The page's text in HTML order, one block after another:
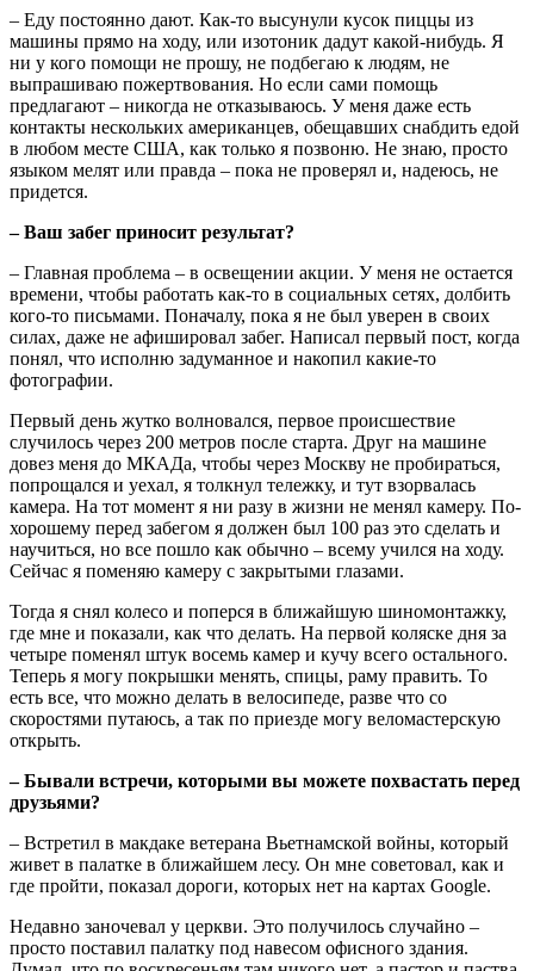
– Еду постоянно дают. Как-то высунули кусок пиццы из
машины прямо на ходу, или изотоник дадут какой-нибудь. Я
ни у кого помощи не прошу, не подбегаю к людям, не
выпрашиваю пожертвования. Но если сами помощь
предлагают – никогда не отказываюсь. У меня даже есть
контакты нескольких американцев, обещавших снабдить едой
в любом месте США, как только я позвоню. Не знаю, просто
языком мелят или правда – пока не проверял и, надеюсь, не
придется.
– Ваш забег приносит результат?
– Главная проблема – в освещении акции. У меня не остается
времени, чтобы работать как-то в социальных сетях, долбить
кого-то письмами. Поначалу, пока я не был уверен в своих
силах, даже не афишировал забег. Написал первый пост, когда
понял, что исполню задуманное и накопил какие-то
фотографии.
Первый день жутко волновался, первое происшествие
случилось через 200 метров после старта. Друг на машине
довез меня до МКАДа, чтобы через Москву не пробираться,
попрощался и уехал, я толкнул тележку, и тут взорвалась
камера. На тот момент я ни разу в жизни не менял камеру. По-
хорошему перед забегом я должен был 100 раз это сделать и
научиться, но все пошло как обычно – всему учился на ходу.
Сейчас я поменяю камеру с закрытыми глазами.
Тогда я снял колесо и поперся в ближайшую шиномонтажку,
где мне и показали, как что делать. На первой коляске дня за
четыре поменял штук восемь камер и кучу всего остального.
Теперь я могу покрышки менять, спицы, раму править. То
есть все, что можно делать в велосипеде, разве что со
скоростями путаюсь, а так по приезде могу веломастерскую
открыть.
– Бывали встречи, которыми вы можете похвастать перед
друзьями?
– Встретил в макдаке ветерана Вьетнамской войны, который
живет в палатке в ближайшем лесу. Он мне советовал, как и
где пройти, показал дороги, которых нет на картах Google.
Недавно заночевал у церкви. Это получилось случайно –
просто поставил палатку под навесом офисного здания.